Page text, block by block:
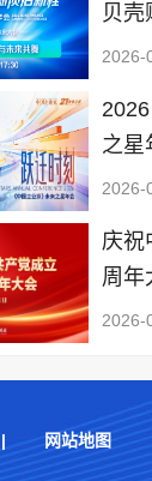
贝壳
2026-
之星
2026-
庆祝
周年
2026-
网站地图